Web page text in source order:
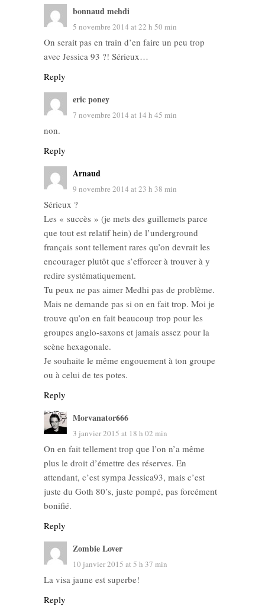
bonnaud mehdi
5 novembre 2014 at 22 h 50 min
On serait pas en train d’en faire un peu trop
avec Jessica 93 ?! Sérieux…
Reply
eric poney
7 novembre 2014 at 14 h 45 min
non.
Reply
Arnaud
9 novembre 2014 at 23 h 38 min
Sérieux ?
Les « succès » (je mets des guillemets parce
que tout est relatif hein) de l’underground
français sont tellement rares qu’on devrait les
encourager plutôt que s’efforcer à trouver à y
redire systématiquement.
Tu peux ne pas aimer Medhi pas de problème.
Mais ne demande pas si on en fait trop. Moi je
trouve qu’on en fait beaucoup trop pour les
groupes anglo-saxons et jamais assez pour la
scène hexagonale.
Je souhaite le même engouement à ton groupe
ou à celui de tes potes.
Reply
Morvanator666
3 janvier 2015 at 18 h 02 min
On en fait tellement trop que l’on n’a même
plus le droit d’émettre des réserves. En
attendant, c’est sympa Jessica93, mais c’est
juste du Goth 80’s, juste pompé, pas forcément
bonifié.
Reply
Zombie Lover
10 janvier 2015 at 5 h 37 min
La visa jaune est superbe!
Reply